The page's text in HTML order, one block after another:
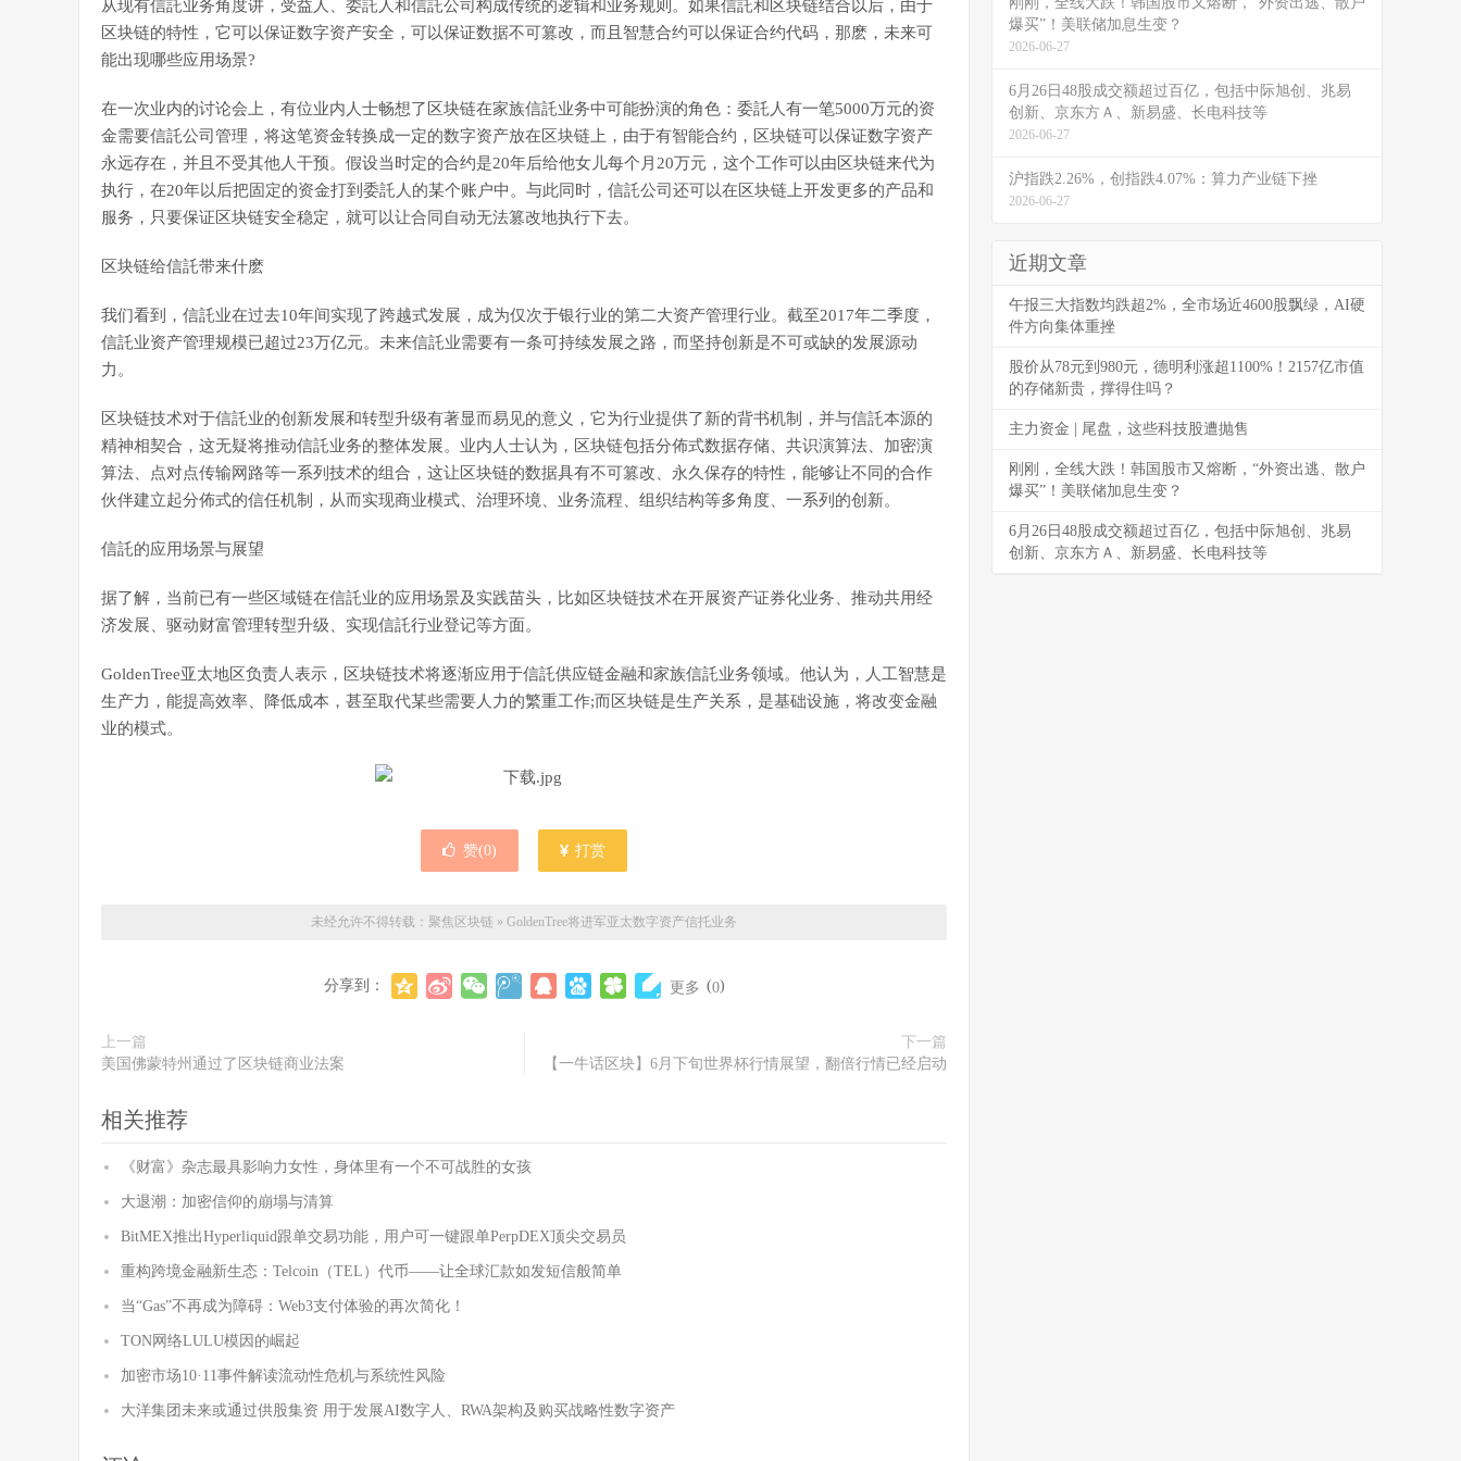
从现有信託业务角度讲，受益人、委託人和信託公司构成传统的逻辑和业务规则。如果信託和区块链结合以后，由于
区块链的特性，它可以保证数字资产安全，可以保证数据不可篡改，而且智慧合约可以保证合约代码，那麽，未来可
能出现哪些应用场景?
在一次业内的讨论会上，有位业内人士畅想了区块链在家族信託业务中可能扮演的角色：委託人有一笔5000万元的资
金需要信託公司管理，将这笔资金转换成一定的数字资产放在区块链上，由于有智能合约，区块链可以保证数字资产
永远存在，并且不受其他人干预。假设当时定的合约是20年后给他女儿每个月20万元，这个工作可以由区块链来代为
执行，在20年以后把固定的资金打到委託人的某个账户中。与此同时，信託公司还可以在区块链上开发更多的产品和
服务，只要保证区块链安全稳定，就可以让合同自动无法篡改地执行下去。
区块链给信託带来什麽
我们看到，信託业在过去10年间实现了跨越式发展，成为仅次于银行业的第二大资产管理行业。截至2017年二季度，
信託业资产管理规模已超过23万亿元。未来信託业需要有一条可持续发展之路，而坚持创新是不可或缺的发展源动
力。
区块链技术对于信託业的创新发展和转型升级有著显而易见的意义，它为行业提供了新的背书机制，并与信託本源的
精神相契合，这无疑将推动信託业务的整体发展。业内人士认为，区块链包括分佈式数据存储、共识演算法、加密演
算法、点对点传输网路等一系列技术的组合，这让区块链的数据具有不可篡改、永久保存的特性，能够让不同的合作
伙伴建立起分佈式的信任机制，从而实现商业模式、治理环境、业务流程、组织结构等多角度、一系列的创新。
信託的应用场景与展望
据了解，当前已有一些区域链在信託业的应用场景及实践苗头，比如区块链技术在开展资产证券化业务、推动共用经
济发展、驱动财富管理转型升级、实现信託行业登记等方面。
GoldenTree亚太地区负责人表示，区块链技术将逐渐应用于信託供应链金融和家族信託业务领域。他认为，人工智慧是
生产力，能提高效率、降低成本，甚至取代某些需要人力的繁重工作;而区块链是生产关系，是基础设施，将改变金融
业的模式。
赞(0) 打赏
未经允许不得转载： 聚焦区块链 » GoldenTree将进军亚太数字资产信托业务
分享到： 更多 (0)
上一篇
美国佛蒙特州通过了区块链商业法案
下一篇
【一牛话区块】6月下旬世界杯行情展望，翻倍行情已经启动
相关推荐
《财富》杂志最具影响力女性，身体里有一个不可战胜的女孩
大退潮：加密信仰的崩塌与清算
BitMEX推出Hyperliquid跟单交易功能，用户可一键跟单PerpDEX顶尖交易员
重构跨境金融新生态：Telcoin（TEL）代币——让全球汇款如发短信般简单
当“Gas”不再成为障碍：Web3支付体验的再次简化！
TON网络LULU模因的崛起
加密市场10·11事件解读流动性危机与系统性风险
大洋集团未来或通过供股集资 用于发展AI数字人、RWA架构及购买战略性数字资产
爆买”！美联储加息生变？
2026-06-27
6月26日48股成交额超过百亿，包括中际旭创、兆易
创新、京东方Ａ、新易盛、长电科技等
2026-06-27
沪指跌2.26%，创指跌4.07%：算力产业链下挫
2026-06-27
近期文章
午报三大指数均跌超2%，全市场近4600股飘绿，AI硬
件方向集体重挫
股价从78元到980元，德明利涨超1100%！2157亿市值
的存储新贵，撑得住吗？
主力资金 | 尾盘，这些科技股遭抛售
刚刚，全线大跌！韩国股市又熔断，“外资出逃、散户
爆买”！美联储加息生变？
6月26日48股成交额超过百亿，包括中际旭创、兆易
创新、京东方Ａ、新易盛、长电科技等